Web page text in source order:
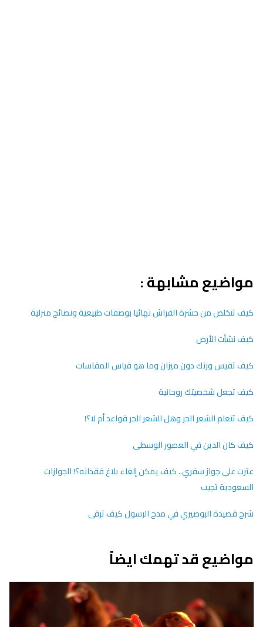
مواضيع مشابهة :
كيف تتخلص من حشرة الفراش نهائيا بوصفات طبيعية ونصائح منزلية
كيف نشأت الأرض
كيف تقيس وزنك دون ميزان وما هو قياس المقاسات
كيف تجعل شخصيتك روحانية
كيف تتعلم الشعر الحر وهل للشعر الحر قواعد أم لا؟!
كيف كان الدين في العصور الوسطى
عثرت على جواز سفري.. كيف يمكن إلغاء بلاغ فقدانه؟! الجوازات
السعودية تجيب
شرح قصيدة البوصيري في مدح الرسول كيف ترقى
مواضيع قد تهمك ايضاً